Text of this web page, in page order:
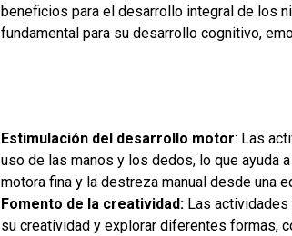
beneficios para el desarrollo integral de los
fundamental para su desarrollo cognitivo,
Estimulación del desarrollo motor: Las
uso de las manos y los dedos, lo que ayuda
motora fina y la destreza manual desde una
Fomento de la creatividad: Las
su creatividad y explorar diferentes formas,